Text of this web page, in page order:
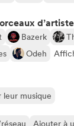
Bazerk
Odeh
leur musique
Ajouter à